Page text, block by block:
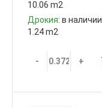
10.06 m2
Дрокия: в наличии
1.24 m2
- +